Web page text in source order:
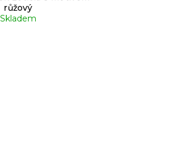
růžový
Skladem